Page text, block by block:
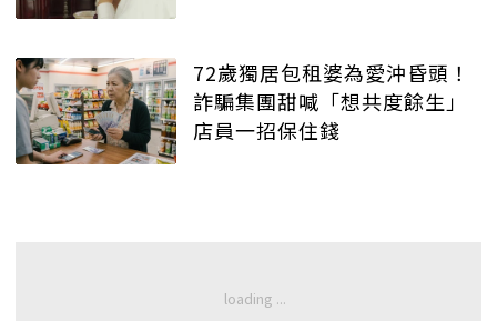
72歲獨居包租婆為愛沖昏頭！
詐騙集團甜喊「想共度餘生」
店員一招保住錢